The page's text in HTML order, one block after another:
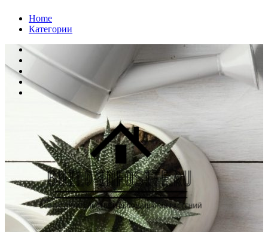
ПерейтиHome
Категории